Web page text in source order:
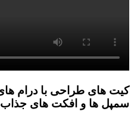
سمپل ‌ها و افکت ‌های جذاب